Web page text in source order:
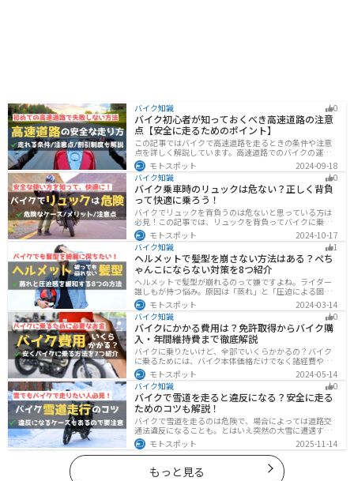
バイク知識 0
バイク初心者が知っておくべき高速道路の注意
点【安全に走るためのポイント】
この記事ではバイクで高速道路を走るときの条件や注意
点を詳しく解説しています。高速道路でのバイクの運転
に不安を感じていませんか？実は安全に運転するには、
走行条件や注意点を正しく理解することが大切です。高
速道路でも安全にバイクの運転を楽しむ方法を紹介しま
す！
モトスポット
2024-09-18
バイク知識
0
バイク乗車時のリュックは危ない？正しく背負
って快適に乗ろう！
バイクでリュックを背負うのは危ないと思っている方は
必見！この記事では、リュックを背負ってバイクに乗る
リスクと、安全な方法を紹介しています。実は、荷物の
量や配置を工夫することで、安全にリュックを使用する
ことが可能です。この記事を読めば、バイク乗車時にリ
ュックを安全に使う方法がわかります。
モトスポット
2024-10-17
バイク知識
1
ヘルメットで髪型を崩さない方法はある？ぺち
ゃんこにならない対策を8つ紹介
ヘルメットで髪型が崩れるのって嫌ですよね。ライダー
誰しもが持つ悩み。原因は「蒸れ」と「圧迫による固
定」です。原因に対してしっかりと対策すればヘルメッ
トを被っても髪型を崩さなくすることは可能です。今回
はその方法をまとめました。バイクに乗って髪型が崩れ
るのが気になるという人は、参考にしてください。
モトスポット
2024-03-14
バイク知識
0
バイクにかかる費用は？免許取得からバイク購
入・年間維持費まで徹底解説
バイクに乗りたいけど、全部でいくらかかるの？バイク
に乗るためには、バイク本体価格だけでなく諸経費や税
金、免許取得費用、ライディングギア、メンテナンス
代、駐車場代などの年間維持費もかかります。この記事
ではバイクに乗るための全ての費用をまとめました。ま
た、できるだけ安く抑えるコツも紹介するので参考にし
て下さい。
モトスポット
2024-05-14
バイク知識
0
バイクで雪道を走ると違反になる？安全に走る
ためのコツも解説！
バイクで雪道を走るのは危険で、場合によっては道路交
通法違反になることも。とはいえ突然の大雪に遭遇する
こともあります。この記事では、雪道で転倒しないため
の走り方のコツや滑り止め対策、雪道に強いバイクの特
徴まで詳しく解説します。
モトスポット 2025-11-14
もっと見る